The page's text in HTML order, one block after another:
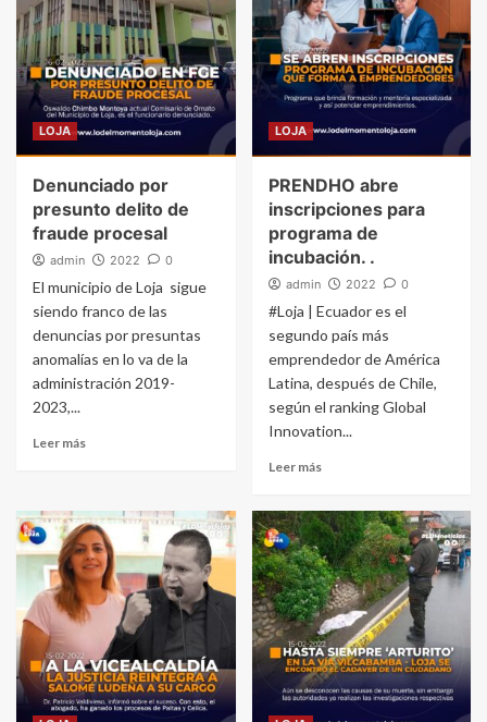
LOJA
Denunciado por
presunto delito de
fraude procesal
admin 2022 0
El municipio de Loja sigue
siendo franco de las
denuncias por presuntas
anomalías en lo va de la
administración 2019-
2023,...
Leer más
LOJA
PRENDHO abre
inscripciones para
programa de
incubación. .
admin 2022 0
#Loja | Ecuador es el
segundo país más
emprendedor de América
Latina, después de Chile,
según el ranking Global
Innovation...
Leer más